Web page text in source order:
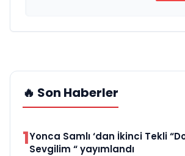
🔥 Son Haberler
1Yonca Samlı ‘dan İkinci Tekli
Sevgilim “ yayımlandı